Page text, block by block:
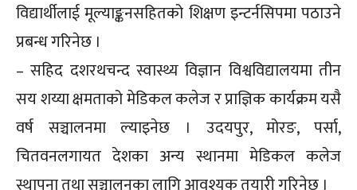
विद्यार्थीलाई मूल्याङ्कनसहितको शिक्षण इन्टर्नसिपमा पठाउने
प्रबन्ध गरिनेछ ।
– सहिद दशरथचन्द स्वास्थ्य विज्ञान विश्वविद्यालयमा तीन
सय शय्या क्षमताको मेडिकल कलेज र प्राज्ञिक कार्यक्रम यसै
वर्ष सञ्चालनमा ल्याइनेछ । उदयपुर, मोरङ, पर्सा,
चितवनलगायत देशका अन्य स्थानमा मेडिकल कलेज